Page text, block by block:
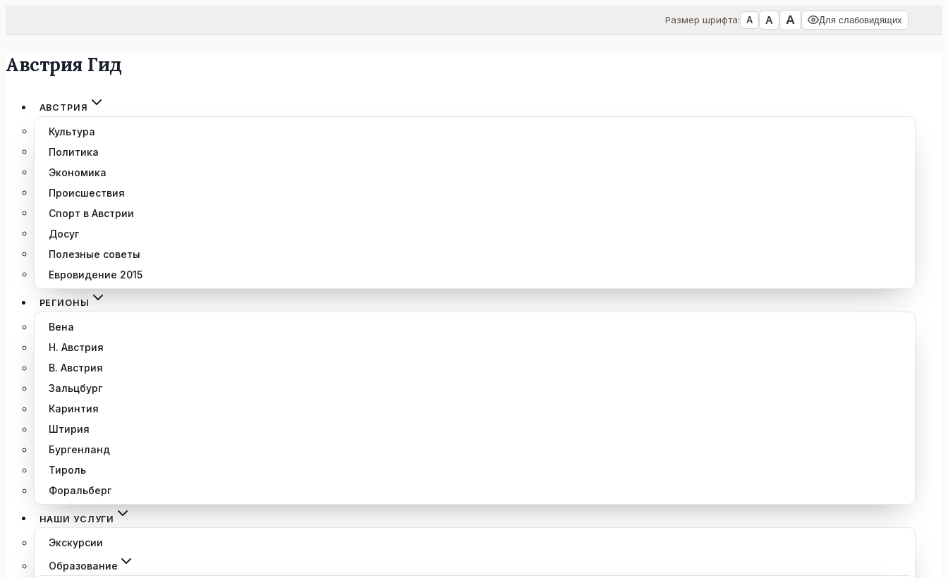
Размер шрифта: А А А Для слабовидящих
Перейти
содержимому
Австрия Гид
АВСТРИЯ
Культура
Политика
Экономика
Происшествия
Спорт в Австрии
Досуг
Полезные советы
Евровидение 2015
РЕГИОНЫ
Вена
Н. Австрия
В. Австрия
Зальцбург
Каринтия
Штирия
Бургенланд
Тироль
Форальберг
НАШИ УСЛУГИ
Экскурсии
Образование